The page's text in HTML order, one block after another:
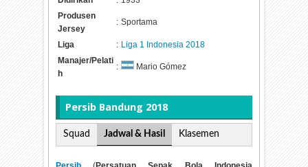
Produsen
Jersey
: Sportama
Liga : Liga 1 Indonesia 2018
Manajer/Pelati
h
: Mario Gómez
Persib Bandung 2018
Squad Jadwal & Hasil Klasemen